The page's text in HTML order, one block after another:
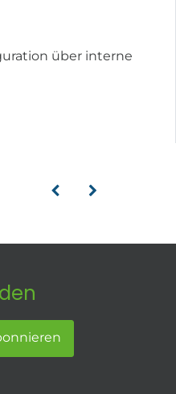
über interne